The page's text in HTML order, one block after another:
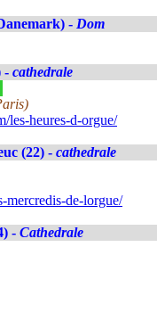
- Dom
- cathedrale
les-heures-d-orgue/
(22) - cathedrale
mercredis-de-lorgue/
- Cathedrale